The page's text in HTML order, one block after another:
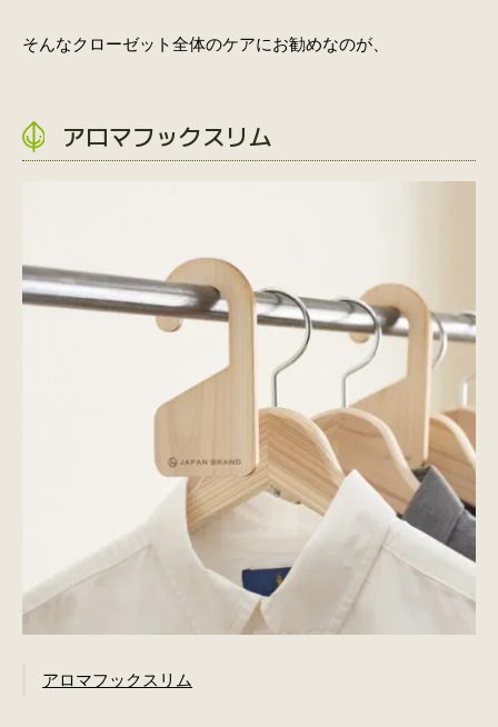
そんなクローゼット全体のケアにお勧めなのが、
アロマフックスリム
アロマフックスリム